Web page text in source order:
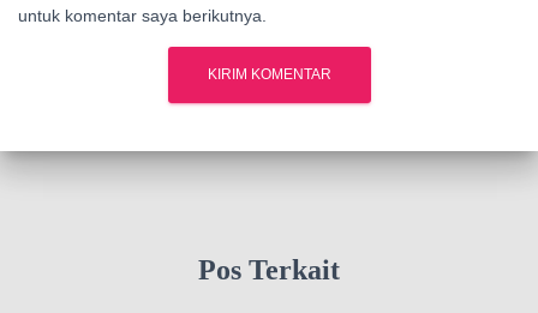
untuk komentar saya berikutnya.
Pos Terkait